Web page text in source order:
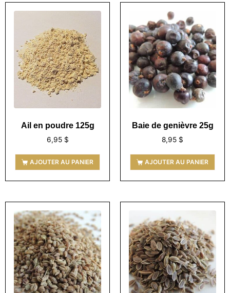
Ail en poudre 125g
6,95 $
AJOUTER AU PANIER
Baie de genièvre 25g
8,95 $
AJOUTER AU PANIER